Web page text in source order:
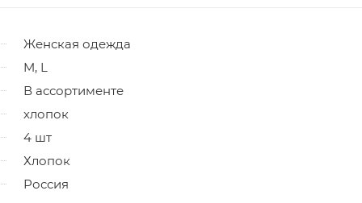
Женская одежда
M, L
В ассортименте
хлопок
4 шт
Хлопок
Россия